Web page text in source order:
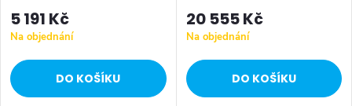
5 191 Kč
Na objednání
DO KOŠÍKU
20 555 Kč
Na objednání
DO KOŠÍKU